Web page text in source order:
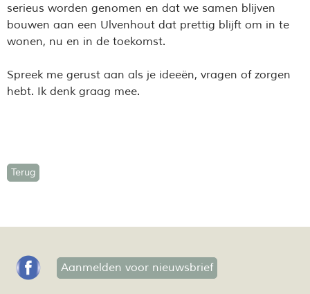
serieus worden genomen en dat we samen blijven
bouwen aan een Ulvenhout dat prettig blijft om in te
wonen, nu en in de toekomst.
Spreek me gerust aan als je ideeën, vragen of zorgen
hebt. Ik denk graag mee.
Terug
Aanmelden voor nieuwsbrief